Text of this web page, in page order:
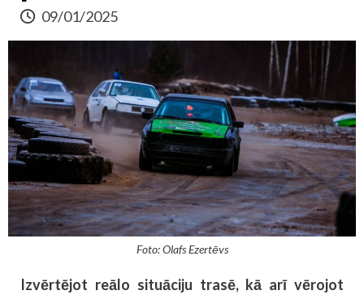
09/01/2025
Foto: Olafs Ezertēvs
Izvērtējot reālo situāciju trasē, kā arī vērojot